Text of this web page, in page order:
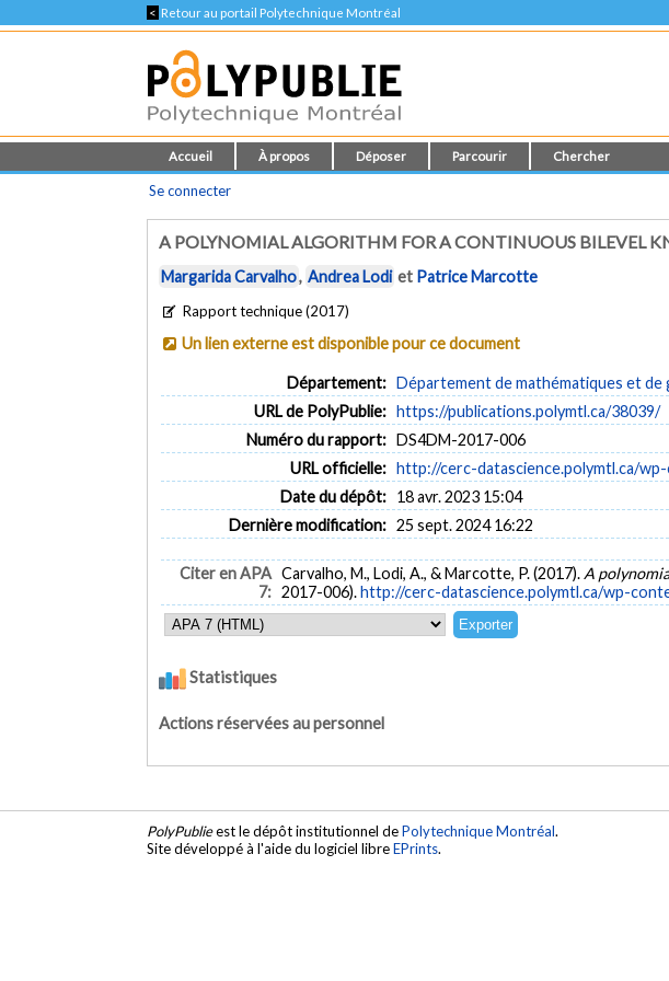
< Retour au portail Polytechnique Montréal
Accueil À propos Déposer Parcourir Chercher
Se connecter
A POLYNOMIAL ALGORITHM FOR A CONTINUOUS BILEVEL
Margarida Carvalho, Andrea Lodi et Patrice Marcotte
Rapport technique (2017)
Un lien externe est disponible pour ce document
Département: Département de mathématiques et de
URL de PolyPublie: https://publications.polymtl.ca/38039/
Numéro du rapport: DS4DM-2017-006
URL officielle: http://cerc-datascience.polymtl.ca/
Date du dépôt: 18 avr. 2023 15:04
Dernière modification: 25 sept. 2024 16:22
Citer en APA
7:
Carvalho, M., Lodi, A., & Marcotte, P. (2017). A
2017-006).http://cerc-datascience.polymtl.ca/wp-
Statistiques
Actions réservées au personnel
PolyPublieest le dépôt institutionnel dePolytechnique Montréal.
Site développé à l'aide du logiciel libreEPrints.